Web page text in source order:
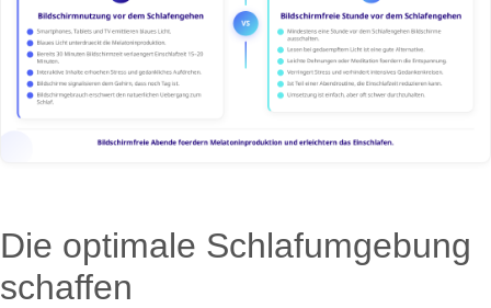
Die optimale Schlafumgebung
schaffen